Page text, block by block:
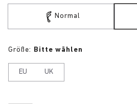
Normal
Größe: Bitte wählen
EU UK